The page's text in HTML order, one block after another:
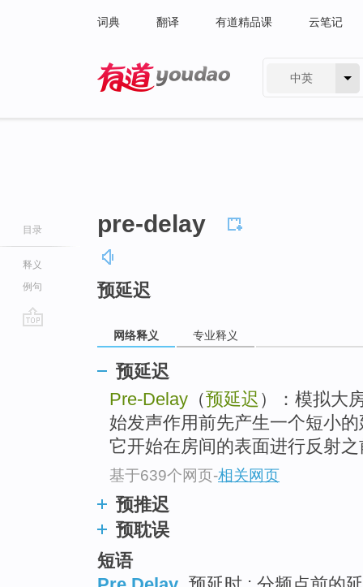
词典 翻译 有道精品课 云笔记
中英
目录
释义
例句
pre-delay
预延迟
网络释义 专业释义
预延迟
Pre-Delay （预延迟 ）：模拟大
始发声作用前先产生一个短小
它开始在房间的表面进行反射之
基于639个网页-相关网页
预推迟
预耽误
短语